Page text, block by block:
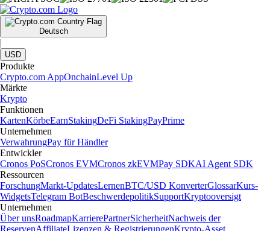
Deutsch
|
USD
Produkte
Crypto.com AppOnchainLevel Up
Märkte
Krypto
Funktionen
KartenKörbeEarnStakingDeFi StakingPayPrime
Unternehmen
VerwahrungPay für Händler
Entwickler
Cronos PoSCronos EVMCronos zkEVMPay SDKAI Agent SDK
Ressourcen
ForschungMarkt-UpdatesLernenBTC/USD KonverterGlossarKurs-
WidgetsTelegram BotBeschwerdepolitikSupportKryptooversigt
Unternehmen
Über unsRoadmapKarrierePartnerSicherheitNachweis der
ReservenAffiliateLizenzen & RegistrierungenKrypto-Asset